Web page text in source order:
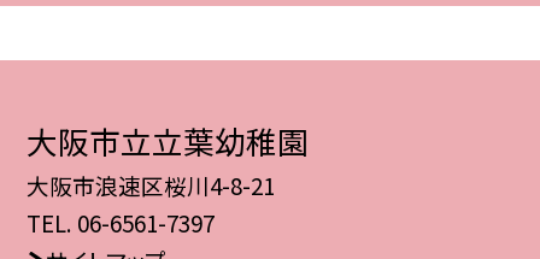
大阪市立立葉幼稚園
大阪市浪速区桜川4-8-21
TEL. 06-6561-7397